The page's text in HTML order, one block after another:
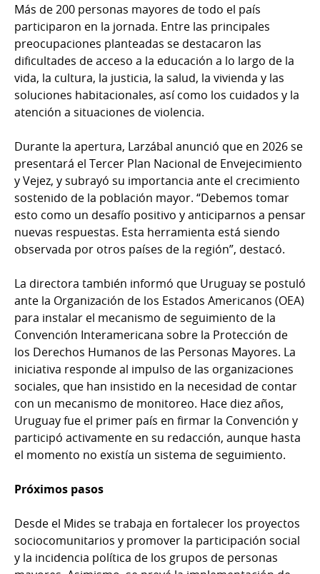
Más de 200 personas mayores de todo el país
participaron en la jornada. Entre las principales
preocupaciones planteadas se destacaron las
dificultades de acceso a la educación a lo largo de la
vida, la cultura, la justicia, la salud, la vivienda y las
soluciones habitacionales, así como los cuidados y la
atención a situaciones de violencia.
Durante la apertura, Larzábal anunció que en 2026 se
presentará el Tercer Plan Nacional de Envejecimiento
y Vejez, y subrayó su importancia ante el crecimiento
sostenido de la población mayor. “Debemos tomar
esto como un desafío positivo y anticiparnos a pensar
nuevas respuestas. Esta herramienta está siendo
observada por otros países de la región”, destacó.
La directora también informó que Uruguay se postuló
ante la Organización de los Estados Americanos (OEA)
para instalar el mecanismo de seguimiento de la
Convención Interamericana sobre la Protección de
los Derechos Humanos de las Personas Mayores. La
iniciativa responde al impulso de las organizaciones
sociales, que han insistido en la necesidad de contar
con un mecanismo de monitoreo. Hace diez años,
Uruguay fue el primer país en firmar la Convención y
participó activamente en su redacción, aunque hasta
el momento no existía un sistema de seguimiento.
Próximos pasos
Desde el Mides se trabaja en fortalecer los proyectos
sociocomunitarios y promover la participación social
y la incidencia política de los grupos de personas